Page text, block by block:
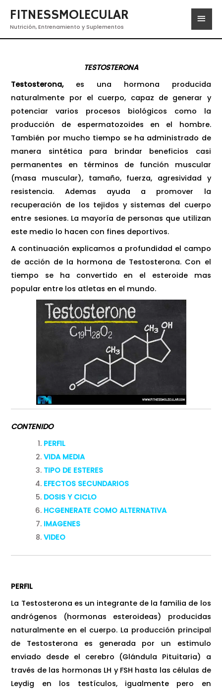
FITNESSMOLECULAR
Nutrición, Entrenamiento y Suplementos
TESTOSTERONA
Testosterona,es una hormona producida
naturalmente por el cuerpo, capaz de generar y
potenciar varios procesos biológicos como la
producción de espermatozoides en el hombre.
También por mucho tiempo se ha administrado de
manera sintética para brindar beneficios casi
permanentes en términos de función muscular
(masa muscular), tamaño, fuerza, agresividad y
resistencia. Ademas ayuda a promover la
recuperación de los tejidos y sistemas del cuerpo
entre sesiones. La mayoría de personas que utilizan
este medio lo hacen con fines deportivos.
A continuación explicamos a profundidad el campo
de acción de la hormona de Testosterona. Con el
tiempo se ha convertido en el esteroide mas
popular entre los atletas en el mundo.
CONTENIDO
PERFIL
VIDA MEDIA
TIPO DE ESTERES
EFECTOS SECUNDARIOS
DOSIS Y CICLO
HCGENERATE COMO ALTERNATIVA
IMAGENES
VIDEO
PERFIL
La Testosterona es un integrante de la familia de los
andrógenos (hormonas esteroideas) producidas
naturalmente en el cuerpo. La producción principal
de Testosterona es generada por un estimulo
enviado desde el cerebro (Glándula Pituitaria) a
través de las hormonas LH y FSH hasta las células de
Leydig en los testículos, igualmente pero en